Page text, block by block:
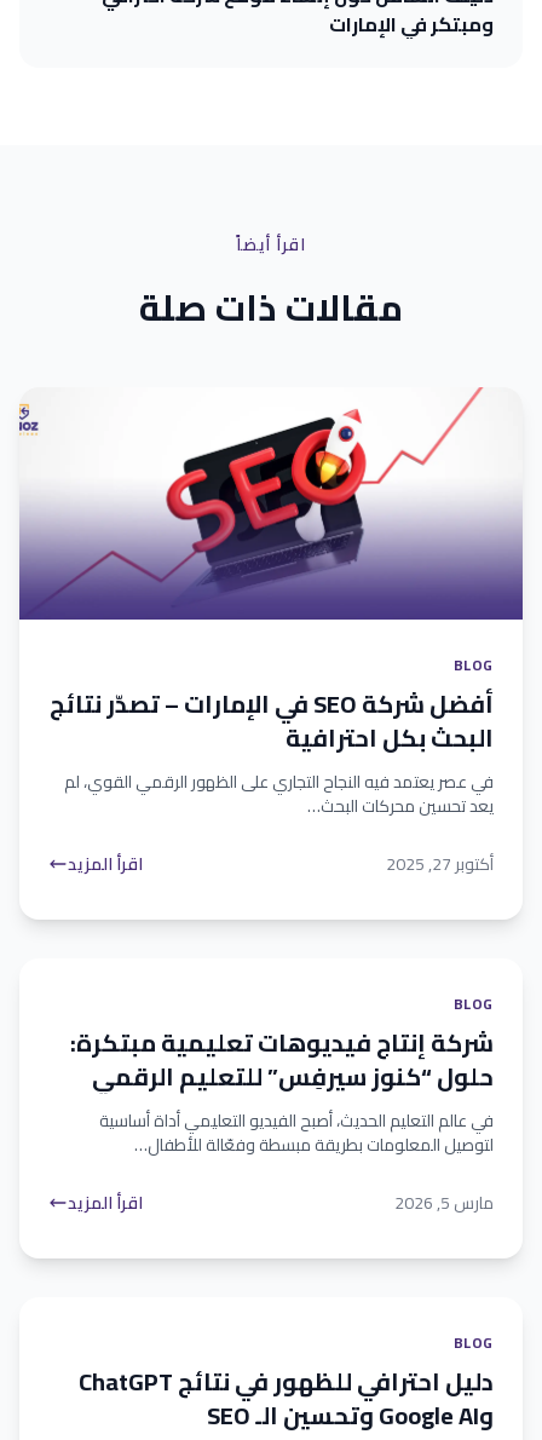
ومبتكر في الإمارات
اقرأ أيضاً
مقالات ذات صلة
BLOG
أفضل شركة SEO في الإمارات – تصدّر نتائج
البحث بكل احترافية
في عصر يعتمد فيه النجاح التجاري على الظهور الرقمي القوي، لم
يعد تحسين محركات البحث…
أكتوبر 27, 2025
اقرأ المزيد
BLOG
شركة إنتاج فيديوهات تعليمية مبتكرة:
حلول “كنوز سيرفِس” للتعليم الرقمي
في عالم التعليم الحديث، أصبح الفيديو التعليمي أداة أساسية
لتوصيل المعلومات بطريقة مبسطة وفعّالة للأطفال…
مارس 5, 2026
اقرأ المزيد
BLOG
دليل احترافي للظهور في نتائج ChatGPT
وGoogle AI وتحسين الـ SEO